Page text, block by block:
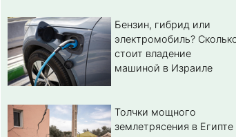
Бензин, гибрид или
электромобиль?
стоит владение
машиной в Израиле
Толчки мощного
землетрясения в Египте